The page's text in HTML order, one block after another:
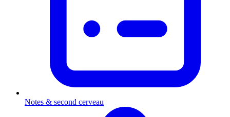
Notes & second cerveau